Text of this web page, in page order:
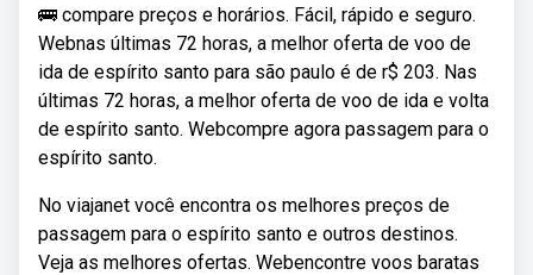
🚌 compare preços e horários. Fácil, rápido e seguro.
Webnas últimas 72 horas, a melhor oferta de voo de
ida de espírito santo para são paulo é de r$ 203. Nas
últimas 72 horas, a melhor oferta de voo de ida e volta
de espírito santo. Webcompre agora passagem para o
espírito santo.
No viajanet você encontra os melhores preços de
passagem para o espírito santo e outros destinos.
Veja as melhores ofertas. Webencontre voos baratas